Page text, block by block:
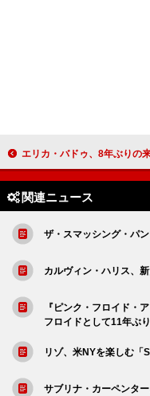
エリカ・バドゥ、8年ぶりの来日公演を緊急
関連ニュース
ザ・スマッシング・パ
カルヴィン・ハリス、
『ピンク・フロイド・
フロイドとして11年ぶ
リゾ、米NYを楽しむ「
サブリナ・カーペンタ